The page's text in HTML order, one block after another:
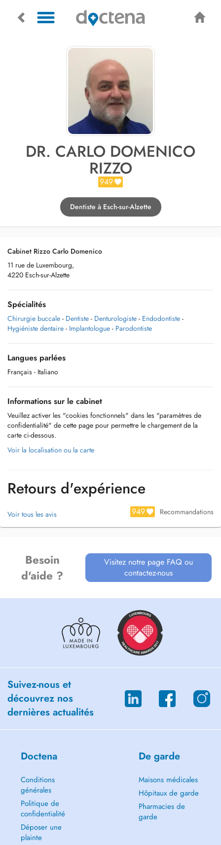
DR. CARLO DOMENICO
RIZZO
949
Dentiste à Esch-sur-Alzette
Cabinet Rizzo Carlo Domenico
11 rue de Luxembourg,
4220 Esch-sur-Alzette
Spécialités
Chirurgie buccale - Dentiste - Denturologiste - Endodontiste -
Hygiéniste dentaire - Implantologue - Parodontiste
Langues parlées
Français - Italiano
Informations sur le cabinet
Veuillez activer les "cookies fonctionnels" dans les "paramètres de
confidentialité" de cette page pour permettre le chargement de la
carte ci-dessous.
Voir la localisation ou la carte
Retours d'expérience
Voir tous les avis 949 Recommandations
Besoin
d'aide ?
Visitez notre page FAQ ou
contactez-nous
Suivez-nous et
découvrez nos
dernières actualités
Doctena
Conditions
générales
Politique de
confidentialité
Déposer une
plainte
De garde
Maisons médicales
Hôpitaux de garde
Pharmacies de
garde